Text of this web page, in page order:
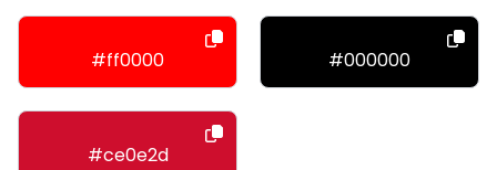
#ff0000 #000000
#ce0e2d